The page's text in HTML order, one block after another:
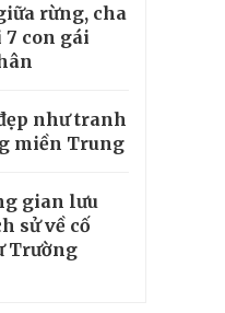
rừng, cha
con gái
như tranh
miền Trung
gian lưu
sử về cố
Trường